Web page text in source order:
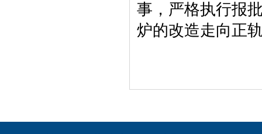
事，严格执行报
炉的改造走向正